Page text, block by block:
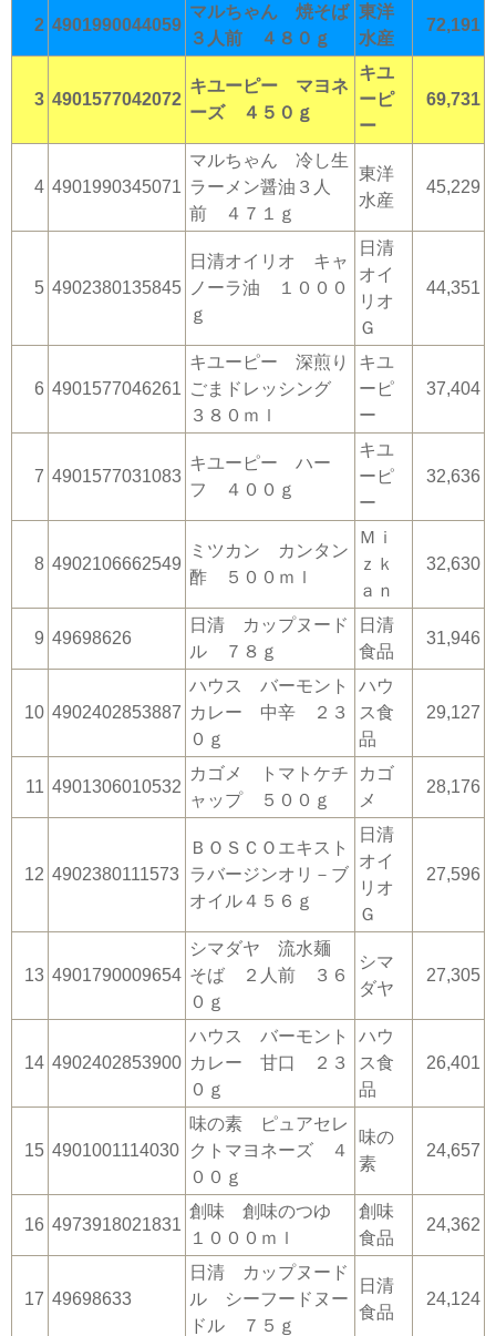
2 4901990044059
マルちゃん 焼そば
３人前 ４８０ｇ
東洋
水産
72,191
3 4901577042072
キユーピー マヨネ
ーズ ４５０ｇ
キユ
ーピ
ー
69,731
4 4901990345071
マルちゃん 冷し生
ラーメン醤油３人
前 ４７１ｇ
東洋
水産
45,229
5 4902380135845
日清オイリオ キャ
ノーラ油 １０００
ｇ
日清
オイ
リオ
Ｇ
44,351
6 4901577046261
キユーピー 深煎り
ごまドレッシング
３８０ｍｌ
キユ
ーピ
ー
37,404
7 4901577031083
キユーピー ハー
フ ４００ｇ
キユ
ーピ
ー
32,636
8 4902106662549
ミツカン カンタン
酢 ５００ｍｌ
Ｍｉ
ｚｋ
ａｎ
32,630
9 49698626
日清 カップヌード
ル ７８ｇ
日清
食品
31,946
10 4902402853887
ハウス バーモント
カレー 中辛 ２３
０ｇ
ハウ
ス食
品
29,127
11 4901306010532
カゴメ トマトケチ
ャップ ５００ｇ
カゴ
メ
28,176
12 4902380111573
ＢＯＳＣＯエキスト
ラバージンオリ－ブ
オイル４５６ｇ
日清
オイ
リオ
Ｇ
27,596
13 4901790009654
シマダヤ 流水麺
そば ２人前 ３６
０ｇ
シマ
ダヤ
27,305
14 4902402853900
ハウス バーモント
カレー 甘口 ２３
０ｇ
ハウ
ス食
品
26,401
15 4901001114030
味の素 ピュアセレ
クトマヨネーズ ４
００ｇ
味の
素
24,657
16 4973918021831
創味 創味のつゆ
１０００ｍｌ
創味
食品
24,362
17 49698633
日清 カップヌード
ル シーフードヌー
ドル ７５ｇ
日清
食品
24,124